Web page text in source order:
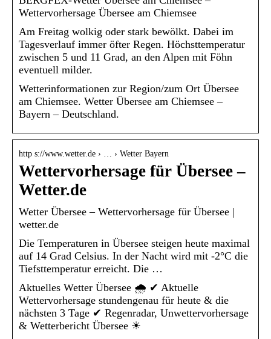
Wettervorhersage Übersee am Chiemsee
Am Freitag wolkig oder stark bewölkt. Dabei im
Tagesverlauf immer öfter Regen. Höchsttemperatur
zwischen 5 und 11 Grad, an den Alpen mit Föhn
eventuell milder.
Wetterinformationen zur Region/zum Ort Übersee
am Chiemsee. Wetter Übersee am Chiemsee –
Bayern – Deutschland.
http s://www.wetter.de › … › Wetter Bayern
Wettervorhersage für Übersee –
Wetter.de
Wetter Übersee – Wettervorhersage für Übersee |
wetter.de
Die Temperaturen in Übersee steigen heute maximal
auf 14 Grad Celsius. In der Nacht wird mit -2°C die
Tiefsttemperatur erreicht. Die …
Aktuelles Wetter Übersee 🌧️ ✔ Aktuelle
Wettervorhersage stundengenau für heute & die
nächsten 3 Tage ✔ Regenradar, Unwettervorhersage
& Wetterbericht Übersee ☀